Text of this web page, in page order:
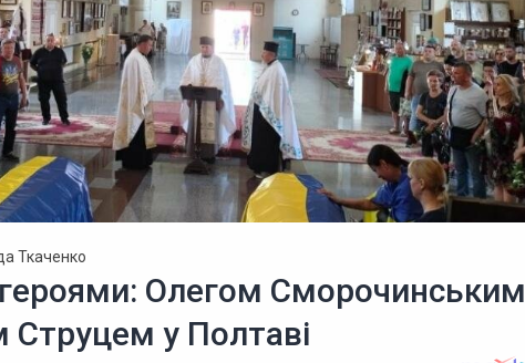
Ткаченко
Олегом Сморочинським
Струцем у Полтаві